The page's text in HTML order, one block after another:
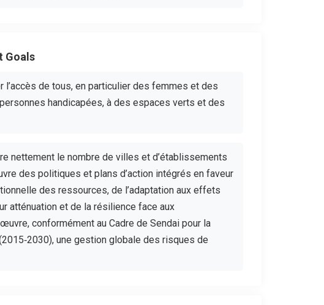
Goals
l’accès de tous, en particulier des femmes et des
handicapées, à des espaces verts et des
nettement le nombre de villes et d’établissements
des politiques et plans d’action intégrés en faveur
des ressources, de l’adaptation aux effets
atténuation et de la résilience face aux
conformément au Cadre de Sendai pour la
une gestion globale des risques de